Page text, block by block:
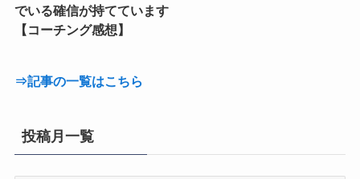
でいる確信が持てています
【コーチング感想】
⇒記事の一覧はこちら
投稿月一覧